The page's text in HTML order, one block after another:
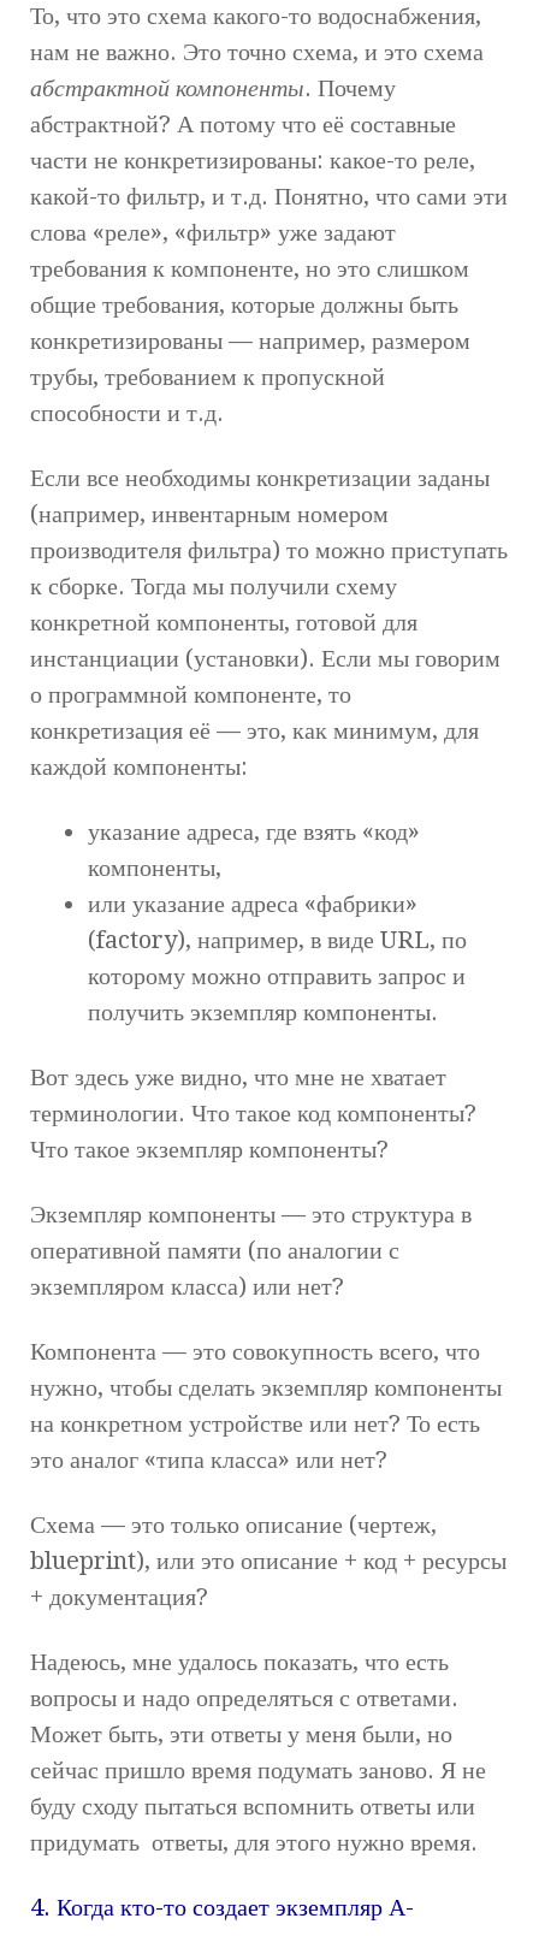
То, что это схема какого-то водоснабжения,
нам не важно. Это точно схема, и это схема
абстрактной компоненты. Почему
абстрактной? А потому что её составные
части не конкретизированы: какое-то реле,
какой-то фильтр, и т.д. Понятно, что сами эти
слова «реле», «фильтр» уже задают
требования к компоненте, но это слишком
общие требования, которые должны быть
конкретизированы — например, размером
трубы, требованием к пропускной
способности и т.д.
Если все необходимы конкретизации заданы
(например, инвентарным номером
производителя фильтра) то можно приступать
к сборке. Тогда мы получили схему
конкретной компоненты, готовой для
инстанциации (установки). Если мы говорим
о программной компоненте, то
конкретизация её — это, как минимум, для
каждой компоненты:
указание адреса, где взять «код»
компоненты,
или указание адреса «фабрики»
(factory), например, в виде URL, по
которому можно отправить запрос и
получить экземпляр компоненты.
Вот здесь уже видно, что мне не хватает
терминологии. Что такое код компоненты?
Что такое экземпляр компоненты?
Экземпляр компоненты — это структура в
оперативной памяти (по аналогии с
экземпляром класса) или нет?
Компонента — это совокупность всего, что
нужно, чтобы сделать экземпляр компоненты
на конкретном устройстве или нет? То есть
это аналог «типа класса» или нет?
Схема — это только описание (чертеж,
blueprint), или это описание + код + ресурсы
+ документация?
Надеюсь, мне удалось показать, что есть
вопросы и надо определяться с ответами.
Может быть, эти ответы у меня были, но
сейчас пришло время подумать заново. Я не
буду сходу пытаться вспомнить ответы или
придумать ответы, для этого нужно время.
4. Когда кто-то создает экземпляр А-